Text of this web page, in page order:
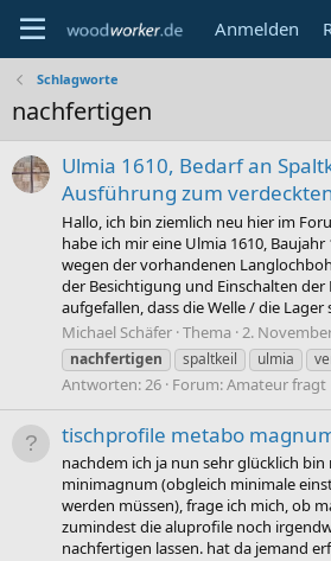
Anmelden
Schlagworte
nachfertigen
Ulmia 1610, Bedarf an
Ausführung zum
Hallo, ich bin ziemlich neu hier im
habe ich mir eine Ulmia 1610,
wegen der vorhandenen
der Besichtigung und Einschalten der
aufgefallen, dass die Welle / die
Michael Schäfer Thema 2.
nachfertigen
spaltkeil ulmia
Antworten: 26 Forum:Amateur fragt
tischprofile metabo
nachdem ich ja nun sehr glücklich
minimagnum (obgleich minimale
werden müssen), frage ich mich, ob
zumindest die aluprofile noch
nachfertigen lassen. hat da jemand